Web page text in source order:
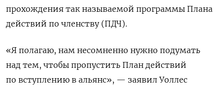
прохождения так называемой программы Плана
действий по членству (ПДЧ).
«Я полагаю, нам несомненно нужно подумать
над тем, чтобы пропустить План действий
по вступлению в альянс», — заявил Уоллес